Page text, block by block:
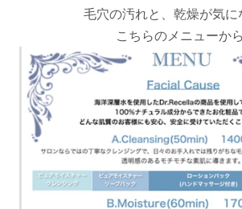
毛穴の汚れと、乾燥が気に
こちらのメニューから